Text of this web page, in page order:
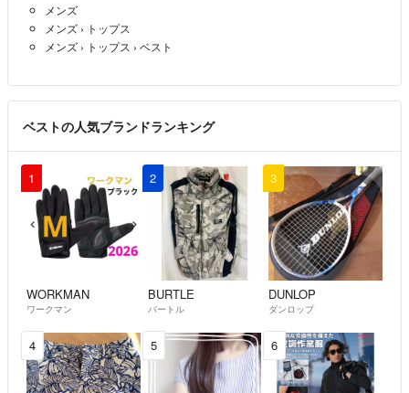
メンズ
メンズ › トップス
メンズ › トップス › ベスト
ベストの人気ブランドランキング
1
WORKMAN
ワークマン
2
BURTLE
バートル
3
DUNLOP
ダンロップ
4 5 6